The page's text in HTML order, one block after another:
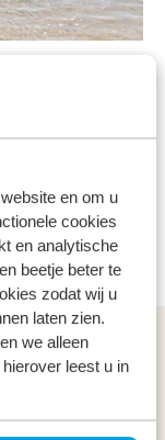
en om u
cookies
en analytische
beetje beter te
zodat wij u
laten zien.
we alleen
leest u in
ligt op
Geniet van
of geniet